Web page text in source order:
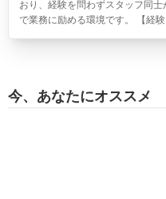
おり、経験を問わずスタッフ同
で業務に励める環境です。 【経
今、あなたにオススメ